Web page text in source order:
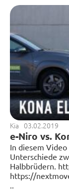
Kia 03.02.2019
e-Niro vs.
In diesem
Unterschiede
Halbbrüdern.
https://
..